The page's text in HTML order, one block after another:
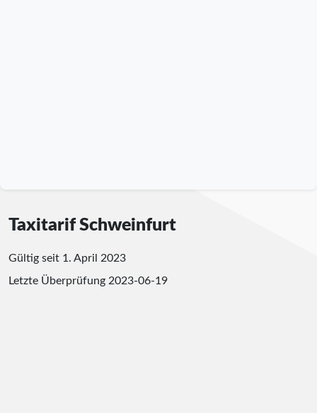
Taxitarif Schweinfurt
Gültig seit 1. April 2023
Letzte Überprüfung 2023-06-19